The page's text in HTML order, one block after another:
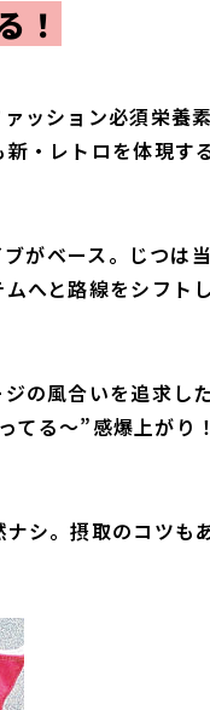
！
ッション必須栄養素
・レトロを体現す
がベース。じつは当
へと路線をシフトし
の風合いを追求した
てる〜”感爆上がり！
シ。摂取のコツも